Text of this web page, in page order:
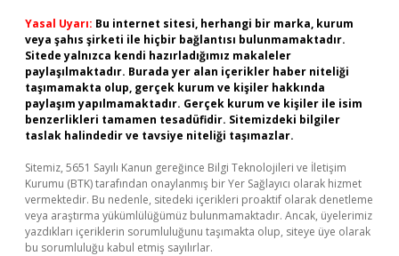
Yasal Uyarı: Bu internet sitesi, herhangi bir marka, kurum
veya şahıs şirketi ile hiçbir bağlantısı bulunmamaktadır.
Sitede yalnızca kendi hazırladığımız makaleler
paylaşılmaktadır. Burada yer alan içerikler haber niteliği
taşımamakta olup, gerçek kurum ve kişiler hakkında
paylaşım yapılmamaktadır. Gerçek kurum ve kişiler ile isim
benzerlikleri tamamen tesadüfidir. Sitemizdeki bilgiler
taslak halindedir ve tavsiye niteliği taşımazlar.
Sitemiz, 5651 Sayılı Kanun gereğince Bilgi Teknolojileri ve İletişim
Kurumu (BTK) tarafından onaylanmış bir Yer Sağlayıcı olarak hizmet
vermektedir. Bu nedenle, sitedeki içerikleri proaktif olarak denetleme
veya araştırma yükümlülüğümüz bulunmamaktadır. Ancak, üyelerimiz
yazdıkları içeriklerin sorumluluğunu taşımakta olup, siteye üye olarak
bu sorumluluğu kabul etmiş sayılırlar.